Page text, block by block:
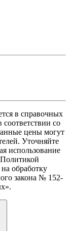
в справочных
со
цены могут
Уточняйте
использование
Политикой
обработку
закона № 152-